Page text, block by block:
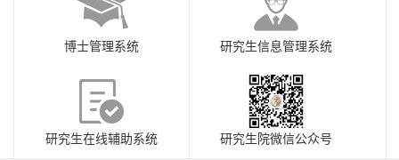
博士管理系统 研究生信息管理系统
研究生在线辅助系统 研究生院微信公众号